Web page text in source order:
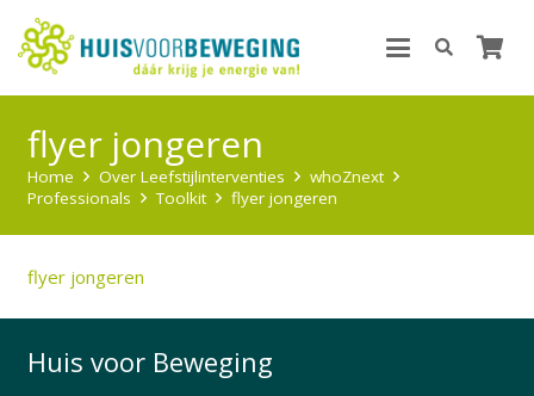
flyer jongeren
Home Over Leefstijlinterventies
whoZnext
Professionals
Toolkit flyer jongeren
flyer jongeren
Huis voor Beweging